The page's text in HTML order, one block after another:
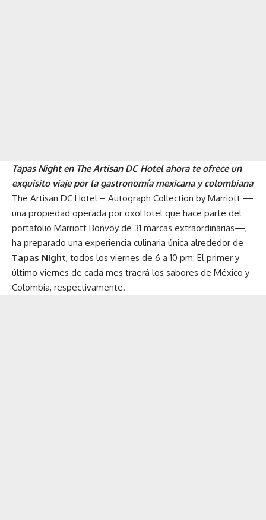
Tapas Night en The Artisan DC Hotel ahora te ofrece un
exquisito viaje por la gastronomía mexicana y colombiana
The Artisan DC Hotel – Autograph Collection by Marriott —
una propiedad operada por oxoHotel que hace parte del
portafolio Marriott Bonvoy de 31 marcas extraordinarias—,
ha preparado una experiencia culinaria única alrededor de
Tapas Night, todos los viernes de 6 a 10 pm: El primer y
último viernes de cada mes traerá los sabores de México y
Colombia, respectivamente.